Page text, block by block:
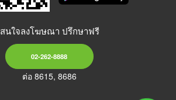
สนใจลงโฆษณา ปรึกษาฟรี
02-262-8888
ต่อ 8615, 8686